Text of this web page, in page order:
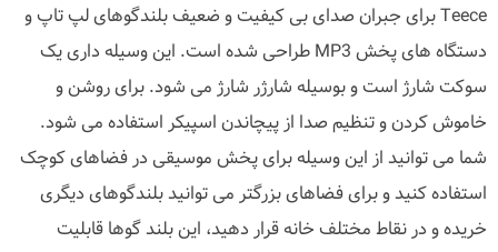
Teece برای جبران صدای بی کیفیت و ضعیف بلندگوهای لپ تاپ و
دستگاه های پخش MP3 طراحی شده است. این وسیله داری یک
سوکت شارژ است و بوسیله شارژر شارژ می شود. برای روشن و
خاموش کردن و تنظیم صدا از پیچاندن اسپیکر استفاده می شود.
شما می توانید از این وسیله برای پخش موسیقی در فضاهای کوچک
استفاده کنید و برای فضاهای بزرگتر می توانید بلندگوهای دیگری
خریده و در نقاط مختلف خانه قرار دهید، این بلند گوها قابلیت